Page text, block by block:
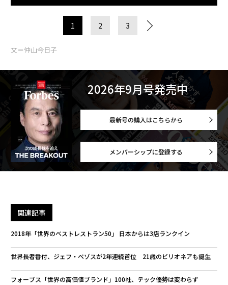
1 2 3
文＝仲山今日子
2026年9月号発売中
最新号の購入はこちらから
メンバーシップに登録する
関連記事
2018年「世界のベストレストラン50」 日本からは3店ランクイン
世界長者番付、ジェフ・ベゾスが2年連続首位 21歳のビリオネアも誕生
フォーブス「世界の高価値ブランド」100社、テック優勢は変わらず